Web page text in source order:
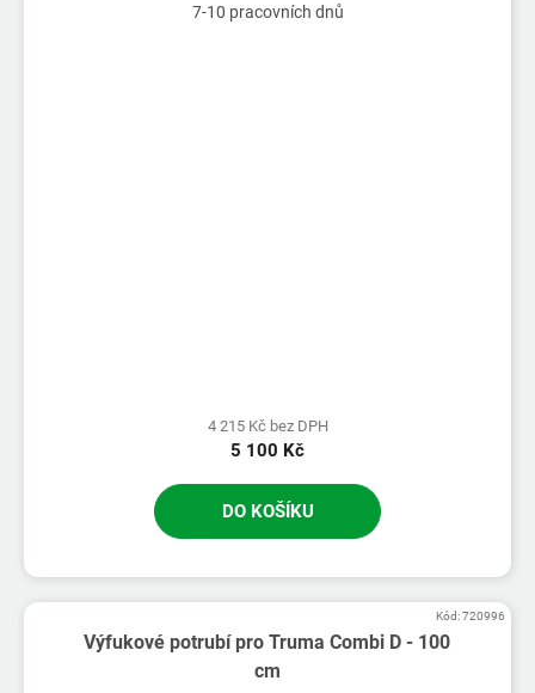
7-10 pracovních dnů
4 215 Kč bez DPH
5 100 Kč
DO KOŠÍKU
Výfukové potrubí pro Truma Combi D - 100
cm
Kód:720996